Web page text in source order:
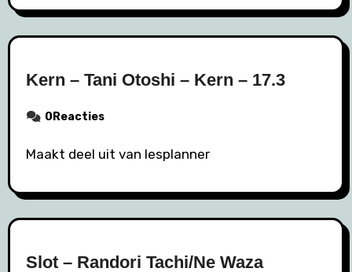
Kern – Tani Otoshi – Kern – 17.3
0Reacties
Maakt deel uit van lesplanner
Slot – Randori Tachi/Ne Waza